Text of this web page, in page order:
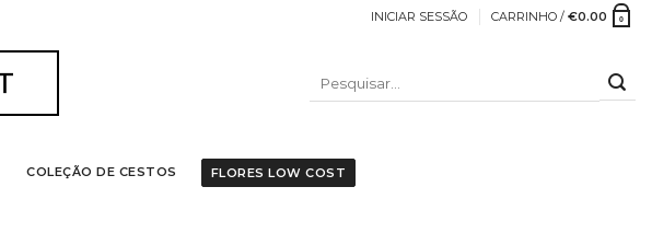
INICIAR SESSÃO CARRINHO / €0.00 0
PESQUISAR
POR:
COLEÇÃO DE CESTOS FLORES LOW COST